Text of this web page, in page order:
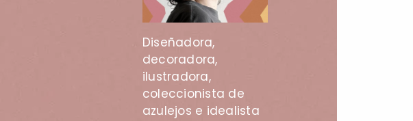
Diseñadora,
decoradora,
ilustradora,
coleccionista de
azulejos e idealista